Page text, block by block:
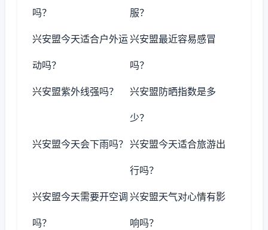
吗？ 服？
兴安盟今天适合户外运
动吗？
兴安盟最近容易感冒
吗？
兴安盟紫外线强吗？ 兴安盟防晒指数是多
少？
兴安盟今天会下雨吗？ 兴安盟今天适合旅游出
行吗？
兴安盟今天需要开空调
吗？
兴安盟天气对心情有影
响吗？